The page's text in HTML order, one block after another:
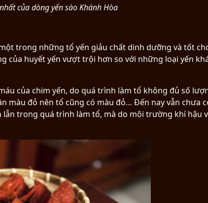
của dòng yến sào Khánh Hòa
trong những tổ yến giảu chất dinh dưỡng và tốt
của huyết yến vượt trội hơn so với những loại yến
của chim yến, do quá trình làm tổ không đủ số
màu đỏ nên tổ cũng có màu đỏ… Đến nay vẫn chưa
trong quá trình làm tổ, mà do môi trường khí hậu